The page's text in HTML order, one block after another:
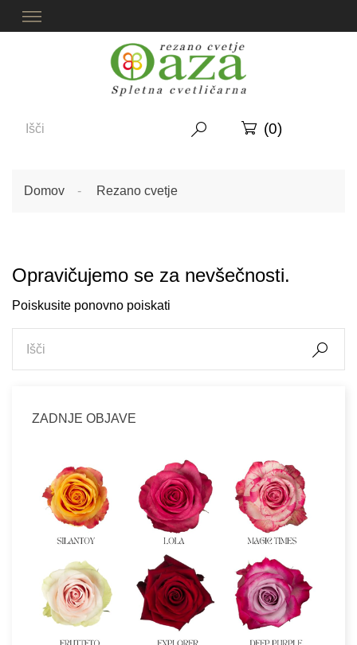
  (0)
Domov Rezano cvetje
ZADNJE OBJAVE
Opravičujemo se za nevšečnosti.
Poiskusite ponovno poiskati
